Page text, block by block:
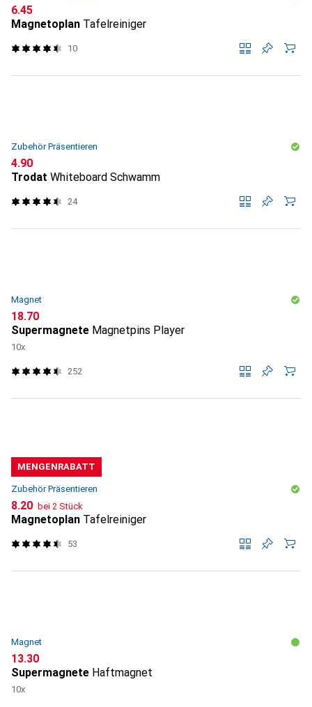
CHF
6.45
Magnetoplan Tafelreiniger
10
Zubehör Präsentieren
CHF
4.90
Trodat Whiteboard Schwamm
24
Magnet
CHF
18.70
Supermagnete Magnetpins Player
10x
252
MENGENRABATT
Zubehör Präsentieren
CHF
8.20 bei 2 Stück
Magnetoplan Tafelreiniger
53
Magnet
CHF
13.30
Supermagnete Haftmagnet
10x